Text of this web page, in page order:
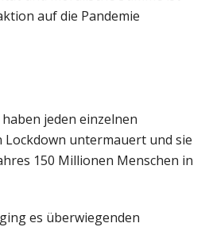
auf die Pandemie
jeden einzelnen
untermauert und sie
150 Millionen Menschen in
es überwiegenden